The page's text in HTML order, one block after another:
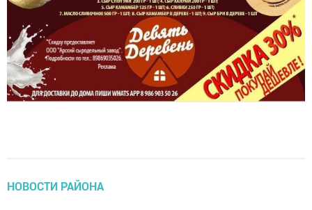
НОВОСТИ РАЙОНА